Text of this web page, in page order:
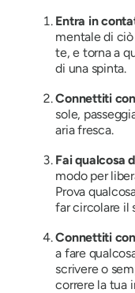
Entra in
mentale di
te, e torna a
di una spinta.
Connettiti
sole,
aria fresca.
Fai qualcosa
modo per
Prova
far circolare il
Connettiti
a fare
scrivere o
correre la tua